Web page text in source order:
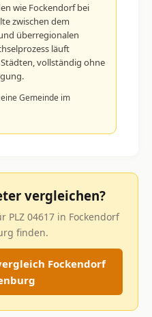
wie Fockendorf bei
zwischen dem
überregionalen
läuft
vollständig ohne
Gemeinde im
vergleichen?
PLZ 04617 in Fockendorf
finden.
Fockendorf